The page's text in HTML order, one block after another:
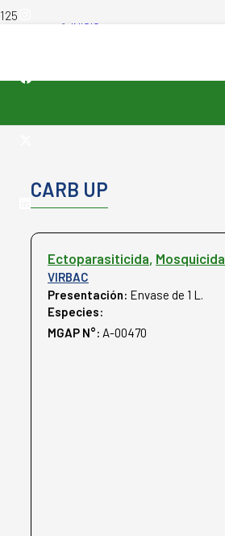
INICIO
CARB UP
Ectoparasiticida Mosquicida
VIRBAC
Presentación: Envase de 1 L.
Especies:
MGAP N°: A-00470